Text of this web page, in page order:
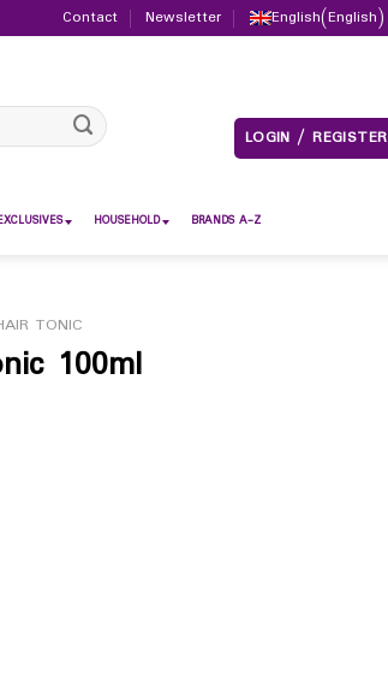
Contact Newsletter English(English)
LOGIN / REGISTER
HOUSEHOLD BRANDS A-Z
TONIC
100ml